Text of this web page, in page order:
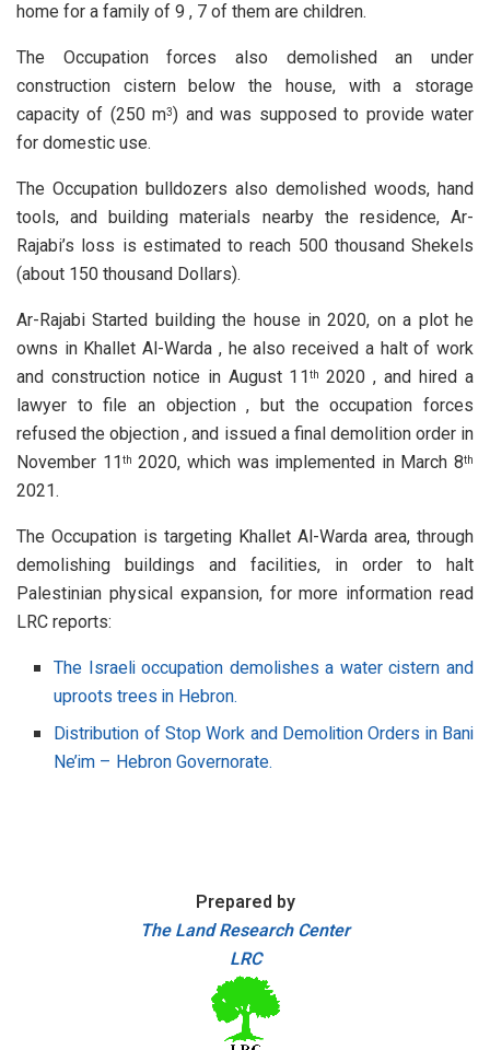
home for a family of 9 , 7 of them are children.
The Occupation forces also demolished an under
construction cistern below the house, with a storage
capacity of (250 m3) and was supposed to provide water
for domestic use.
The Occupation bulldozers also demolished woods, hand
tools, and building materials nearby the residence, Ar-
Rajabi’s loss is estimated to reach 500 thousand Shekels
(about 150 thousand Dollars).
Ar-Rajabi Started building the house in 2020, on a plot he
owns in Khallet Al-Warda , he also received a halt of work
and construction notice in August 11 th
2020 , and hired a
lawyer to file an objection , but the occupation forces
refused the objection , and issued a final demolition order in
November 11 th 2020, which was implemented in March 8th
2021.
The Occupation is targeting Khallet Al-Warda area, through
demolishing buildings and facilities, in order to halt
Palestinian physical expansion, for more information read
LRC reports:
The Israeli occupation demolishes a water cistern and
uproots trees in Hebron.
Distribution of Stop Work and Demolition Orders in Bani
Ne’im – Hebron Governorate.
Prepared by
The Land Research Center
LRC